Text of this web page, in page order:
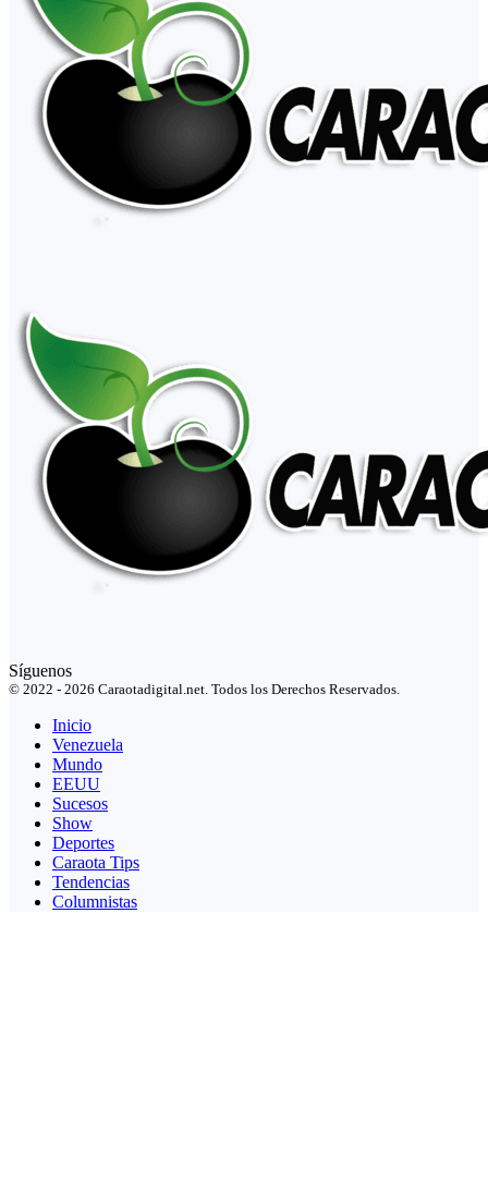
Síguenos
© 2022 - 2026 Caraotadigital.net. Todos los Derechos Reservados.
Inicio
Venezuela
Mundo
EEUU
Sucesos
Show
Deportes
Caraota Tips
Tendencias
Columnistas